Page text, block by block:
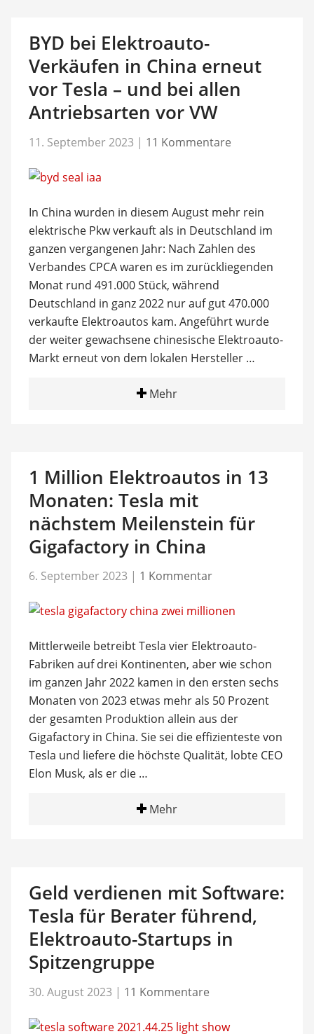
BYD bei Elektroauto-
Verkäufen in China erneut
vor Tesla – und bei allen
Antriebsarten vor VW
11. September 2023 | 11 Kommentare
In China wurden in diesem August mehr rein
elektrische Pkw verkauft als in Deutschland im
ganzen vergangenen Jahr: Nach Zahlen des
Verbandes CPCA waren es im zurückliegenden
Monat rund 491.000 Stück, während
Deutschland in ganz 2022 nur auf gut 470.000
verkaufte Elektroautos kam. Angeführt wurde
der weiter gewachsene chinesische Elektroauto-
Markt erneut von dem lokalen Hersteller …
Mehr
1 Million Elektroautos in 13
Monaten: Tesla mit
nächstem Meilenstein für
Gigafactory in China
6. September 2023 | 1 Kommentar
Mittlerweile betreibt Tesla vier Elektroauto-
Fabriken auf drei Kontinenten, aber wie schon
im ganzen Jahr 2022 kamen in den ersten sechs
Monaten von 2023 etwas mehr als 50 Prozent
der gesamten Produktion allein aus der
Gigafactory in China. Sie sei die effizienteste von
Tesla und liefere die höchste Qualität, lobte CEO
Elon Musk, als er die …
Mehr
Geld verdienen mit Software:
Tesla für Berater führend,
Elektroauto-Startups in
Spitzengruppe
30. August 2023 | 11 Kommentare